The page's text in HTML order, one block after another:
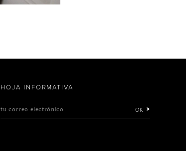
HOJA INFORMATIVA
tu correo electrónico OK